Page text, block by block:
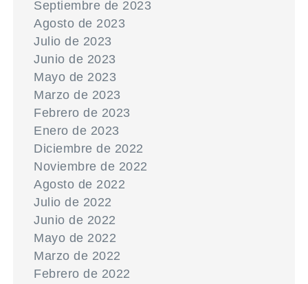
Septiembre de 2023
Agosto de 2023
Julio de 2023
Junio de 2023
Mayo de 2023
Marzo de 2023
Febrero de 2023
Enero de 2023
Diciembre de 2022
Noviembre de 2022
Agosto de 2022
Julio de 2022
Junio de 2022
Mayo de 2022
Marzo de 2022
Febrero de 2022